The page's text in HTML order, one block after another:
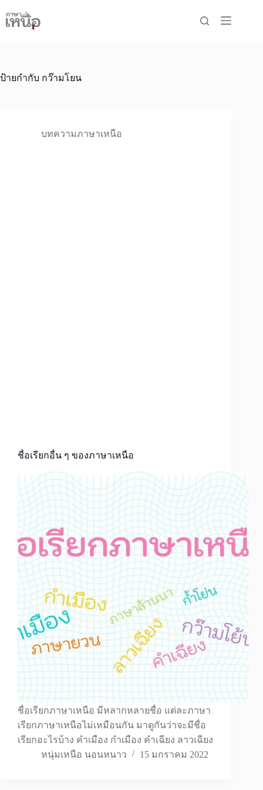
to
content
ป้ายกำกับ กว๊ามโยน
บทความภาษาเหนือ
ชื่อเรียกอื่น ๆ ของภาษาเหนือ
ชื่อเรียกภาษาเหนือ มีหลากหลายชื่อ แต่ละภาษา
เรียกภาษาเหนือไม่เหมือนกัน มาดูกันว่าจะมีชื่อ
เรียกอะไรบ้าง คำเมือง กำเมือง คำเฉียง ลาวเฉียง
หนุ่มเหนือ นอนหนาว
15 มกราคม 2022